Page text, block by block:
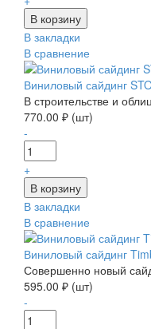
В закладки
В сравнение
Виниловый сайдинг
В строительстве и
770.00 ₽ (шт)
-
+
В закладки
В сравнение
Виниловый сайдинг
Совершенно новый
595.00 ₽ (шт)
-